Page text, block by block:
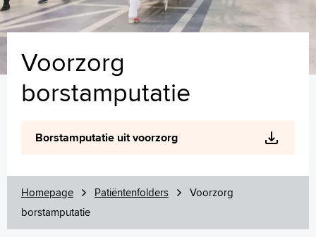
Wetenschappelijk onderzoek
Voorleesfunctie
Zoeken
English
Français
Voorzorg
borstamputatie
Borstamputatie uit voorzorg
Homepage Patiëntenfolders
Voorzorg
borstamputatie